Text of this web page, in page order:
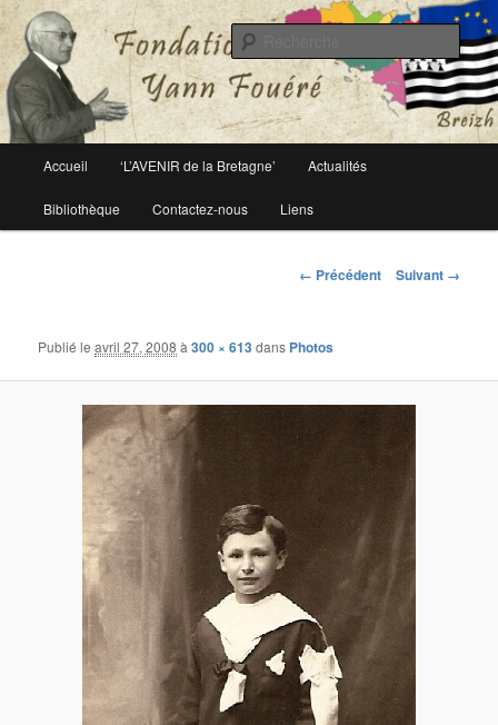
Fondation Yann Fouéré
Le site officiel de la fondation Yann Fouéré
principal
Aller
au
Accueil ‘L’AVENIR de la Bretagne’ Actualités
Bibliothèque Contactez-nous Liens
Navigation
← Précédent Suivant →
Publié leavril 27, 2008 à300 × 613 dans Photos